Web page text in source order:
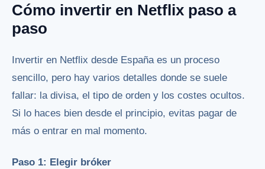
Cómo invertir en Netflix paso a
paso
Invertir en Netflix desde España es un proceso
sencillo, pero hay varios detalles donde se suele
fallar: la divisa, el tipo de orden y los costes ocultos.
Si lo haces bien desde el principio, evitas pagar de
más o entrar en mal momento.
Paso 1: Elegir bróker